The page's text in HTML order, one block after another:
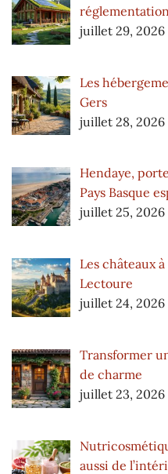
réglementation
juillet 29, 2026
Les
Gers
juillet 28, 2026
Hendaye,
Pays Basque
juillet 25, 2026
Les châteaux
Lectoure
juillet 24, 2026
Transformer
de charme
juillet 23, 2026
aussi de